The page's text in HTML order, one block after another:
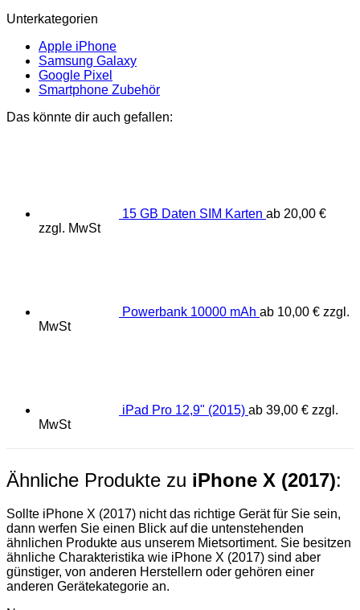
Unterkategorien
Apple iPhone
Samsung Galaxy
Google Pixel
Smartphone Zubehör
Das könnte dir auch gefallen:
15 GB Daten SIM Karten ab 20,00 €
zzgl. MwSt
Powerbank 10000 mAh ab 10,00 € zzgl.
MwSt
iPad Pro 12,9" (2015) ab 39,00 € zzgl.
MwSt
Ähnliche Produkte zu iPhone X (2017):
Sollte iPhone X (2017) nicht das richtige Gerät für Sie sein,
dann werfen Sie einen Blick auf die untenstehenden
ähnlichen Produkte aus unserem Mietsortiment. Sie besitzen
ähnliche Charakteristika wie iPhone X (2017) sind aber
günstiger, von anderen Herstellern oder gehören einer
anderen Gerätekategorie an.